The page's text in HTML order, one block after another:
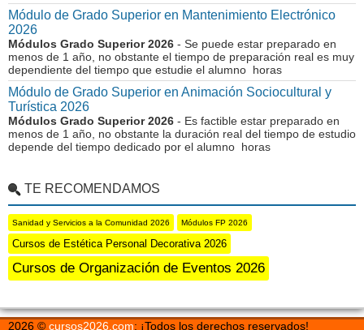
Módulo de Grado Superior en Mantenimiento Electrónico
2026
Módulos Grado Superior 2026 - Se puede estar preparado en
menos de 1 año, no obstante el tiempo de preparación real es muy
dependiente del tiempo que estudie el alumno horas
Módulo de Grado Superior en Animación Sociocultural y
Turística 2026
Módulos Grado Superior 2026 - Es factible estar preparado en
menos de 1 año, no obstante la duración real del tiempo de estudio
depende del tiempo dedicado por el alumno horas
TE RECOMENDAMOS
Sanidad y Servicios a la Comunidad 2026 Módulos FP 2026
Cursos de Estética Personal Decorativa 2026
Cursos de Organización de Eventos 2026
2026 © cursos2026.com: ¡Todos los derechos reservados!